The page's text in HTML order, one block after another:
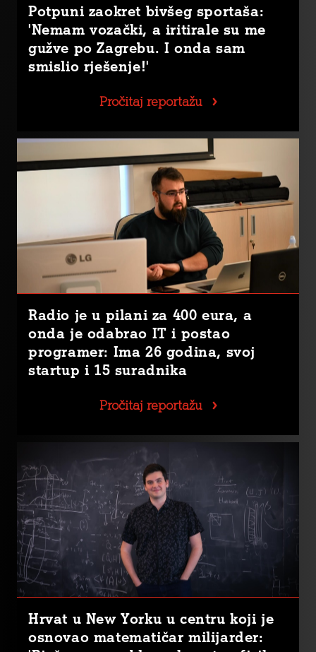
Potpuni zaokret bivšeg sportaša:
'Nemam vozački, a iritirale su me
gužve po Zagrebu. I onda sam
smislio rješenje!'
Pročitaj reportažu
Radio je u pilani za 400 eura, a
onda je odabrao IT i postao
programer: Ima 26 godina, svoj
startup i 15 suradnika
Pročitaj reportažu
Hrvat u New Yorku u centru koji je
osnovao matematičar milijarder: